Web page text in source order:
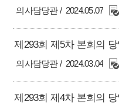
의사담당관 2024.05.07
의사담당관 2024.03.04